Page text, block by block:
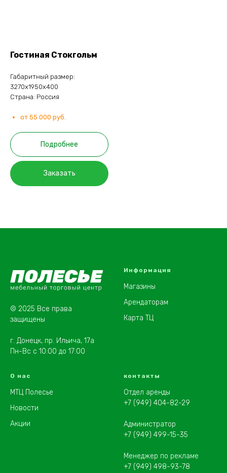
Гостиная Стокгольм
Габаритный размер:
3270х1950х400
Страна: Россия
от 55 000 руб.
Подробнее
Заказать
© 2025 Все права
защищены
г. Донецк, пр. Ильича, 17а
Пн-Вс с 10:00 до 17:00
Информация
Магазины
Арендаторам
Карта ТЦ
О нас
МТЦ Полесье
Новости
Акции
контакты
Отдел аренды
+7 (949) 404-82-29
Администратор
+7 (949) 499-15-35
Менеджер по рекламе
+7 (949) 498-93-78